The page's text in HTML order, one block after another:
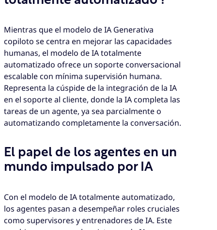
Mientras que el modelo de IA Generativa
copiloto se centra en mejorar las capacidades
humanas, el modelo de IA totalmente
automatizado ofrece un soporte conversacional
escalable con mínima supervisión humana.
Representa la cúspide de la integración de la IA
en el soporte al cliente, donde la IA completa las
tareas de un agente, ya sea parcialmente o
automatizando completamente la conversación.
El papel de los agentes en un
mundo impulsado por IA
Con el modelo de IA totalmente automatizado,
los agentes pasan a desempeñar roles cruciales
como supervisores y entrenadores de IA. Este